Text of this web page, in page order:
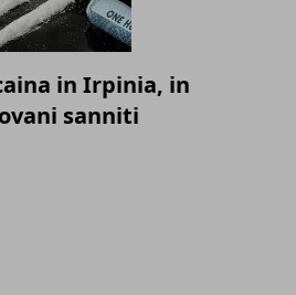
in Irpinia, in
sanniti